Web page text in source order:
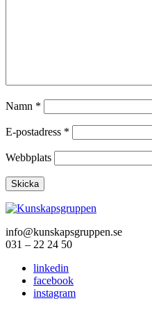
Namn *
E-postadress *
Webbplats
info@kunskapsgruppen.se
031 – 22 24 50
linkedin
facebook
instagram